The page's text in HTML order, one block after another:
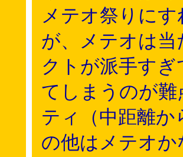
メテオ祭りに
が、メテオは
クトが派手す
てしまうのが
ティ（中距離
の他はメテオか